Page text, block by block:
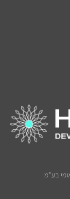
בע"מ